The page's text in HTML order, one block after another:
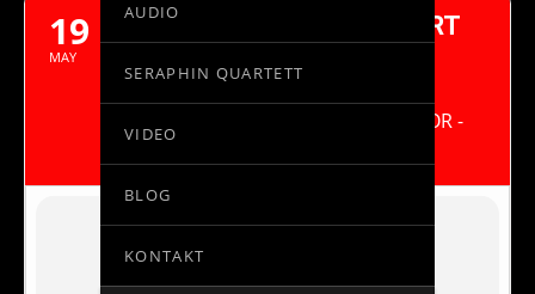
AUDIO
SERAPHIN QUARTETT
VIDEO
BLOG
KONTAKT
19
MAY
ALBAN BERG VIOLINKONZERT
ENGELS"
CARLOS DOMÍNGUEZ-NIETO, DIRECTOR -
ORQUESTA DE CÓRDOBA